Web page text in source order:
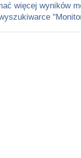
więcej wyników